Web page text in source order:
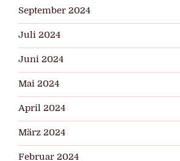
September 2024
Juli 2024
Juni 2024
Mai 2024
April 2024
März 2024
Februar 2024